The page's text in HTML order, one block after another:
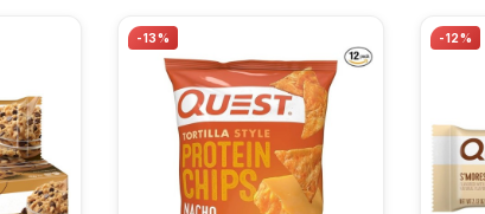
-13% -12%